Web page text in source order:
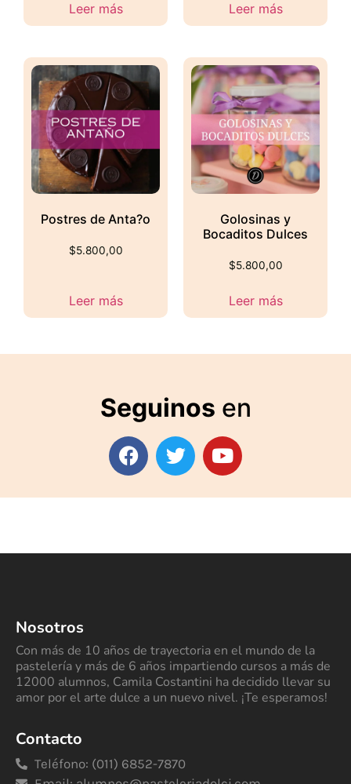
Leer más Leer más
Postres de Anta?o
$5.800,00
Leer más
Golosinas y
Bocaditos Dulces
$5.800,00
Leer más
Seguinos en
Nosotros
Con más de 10 años de trayectoria en el mundo de la
pastelería y más de 6 años impartiendo cursos a más de
12000 alumnos, Camila Costantini ha decidido llevar su
amor por el arte dulce a un nuevo nivel. ¡Te esperamos!
Contacto
Teléfono: (011) 6852-7870